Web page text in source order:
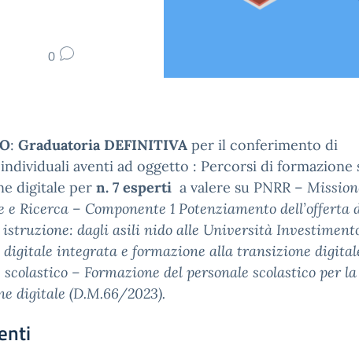
0
: Graduatoria DEFINITIVA per il conferimento di
aventi ad oggetto : Percorsi di formazione
digitale per n. 7 esperti a valere su PNRR –
e Ricerca – Componente 1 Potenziamento dell’offerta
dagli asili nido alle Università Investimento
integrata e formazione alla transizione
scolastico – Formazione del personale scolastico per la
digitale (D.M.66/2023).